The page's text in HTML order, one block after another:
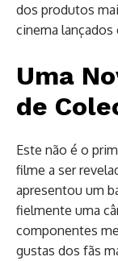
dos produtos
cinema lançados
Uma
de
Este não é o
filme a ser
apresentou um
fielmente uma
componentes
gustas dos fãs